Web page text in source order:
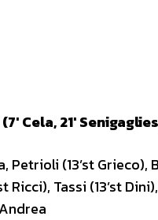
Cela, 21′
Petrioli (13’st Grieco),
Ricci), Tassi (13’st